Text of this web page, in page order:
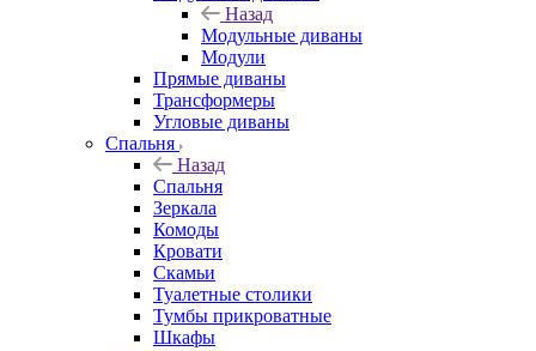
Назад
Модульные диваны
Модули
Прямые диваны
Трансформеры
Угловые диваны
Спальня
Назад
Спальня
Зеркала
Комоды
Кровати
Скамьи
Туалетные столики
Тумбы прикроватные
Шкафы